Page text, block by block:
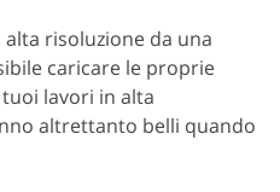
risoluzione da una
caricare le proprie
lavori in alta
altrettanto belli quando